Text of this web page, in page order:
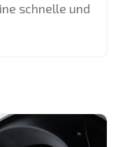
schnelle und